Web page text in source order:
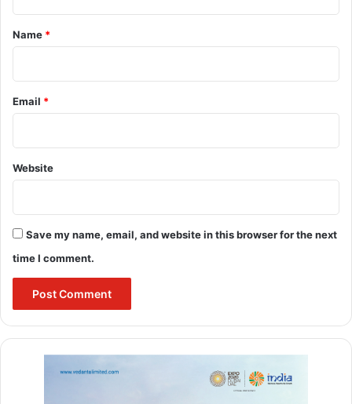
*
Name *
Email *
Website
Save my name, email, and website in this browser for the next
time I comment.